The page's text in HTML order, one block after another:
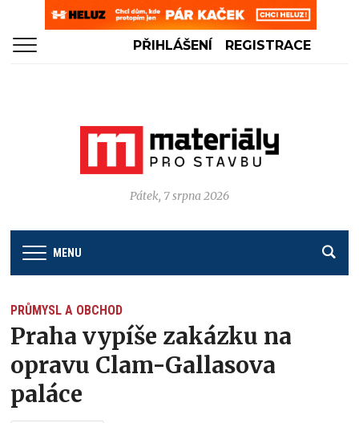
PŘIHLÁŠENÍ REGISTRACE
Pátek, 7 srpna 2026
MENU
PRŮMYSL A OBCHOD
Praha vypíše zakázku na
opravu Clam-Gallasova
paláce